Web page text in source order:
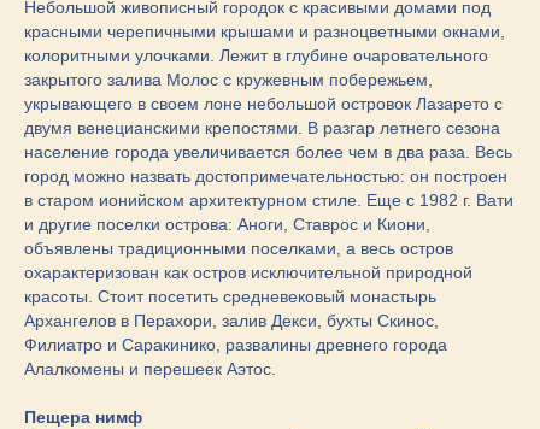
Небольшой живописный городок с красивыми домами под
красными черепичными крышами и разноцветными окнами,
колоритными улочками. Лежит в глубине очаровательного
закрытого залива Молос с кружевным побережьем,
укрывающего в своем лоне небольшой островок Лазарето с
двумя венецианскими крепостями. В разгар летнего сезона
население города увеличивается более чем в два раза. Весь
город можно назвать достопримечательностью: он построен
в старом ионийском архитектурном стиле. Еще с 1982 г. Вати
и другие поселки острова: Аноги, Ставрос и Киони,
объявлены традиционными поселками, а весь остров
охарактеризован как остров исключительной природной
красоты. Стоит посетить средневековый монастырь
Архангелов в Перахори, залив Декси, бухты Скинос,
Филиатро и Саракинико, развалины древнего города
Алалкомены и перешеек Аэтос.
Пещера нимф